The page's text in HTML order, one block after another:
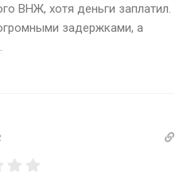
ВНЖ, хотя деньги заплатил.
задержками, а